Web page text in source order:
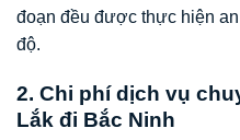
đoạn đều được thực hiện
độ.
2. Chi phí dịch vụ
Lắk đi Bắc Ninh